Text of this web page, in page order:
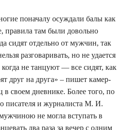
поначалу осуждали балы как
правила там были довольно
сидят отдельно от мужчин, так
разговаривать, но не удается
когда не танцуют — все сидят, как
друг на друга» – пишет камер-
своем дневнике. Более того, по
писателя и журналиста М. И.
не могла вступать в
два раза за вечер с одним